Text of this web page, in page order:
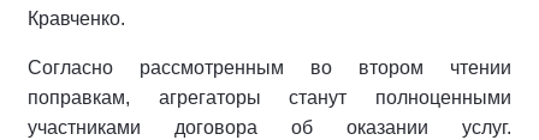
Кравченко.
Согласно рассмотренным во втором чтении
поправкам, агрегаторы станут полноценными
участниками договора об оказании услуг.